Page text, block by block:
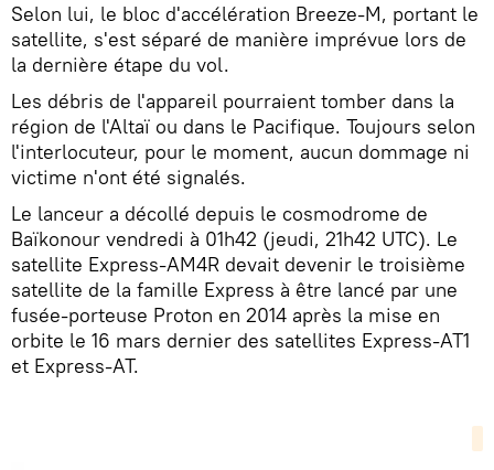
Selon lui, le bloc d'accélération Breeze-M, portant le
satellite, s'est séparé de manière imprévue lors de
la dernière étape du vol.
Les débris de l'appareil pourraient tomber dans la
région de l'Altaï ou dans le Pacifique. Toujours selon
l'interlocuteur, pour le moment, aucun dommage ni
victime n'ont été signalés.
Le lanceur a décollé depuis le cosmodrome de
Baïkonour vendredi à 01h42 (jeudi, 21h42 UTC). Le
satellite Express-AM4R devait devenir le troisième
satellite de la famille Express à être lancé par une
fusée-porteuse Proton en 2014 après la mise en
orbite le 16 mars dernier des satellites Express-AT1
et Express-AT.